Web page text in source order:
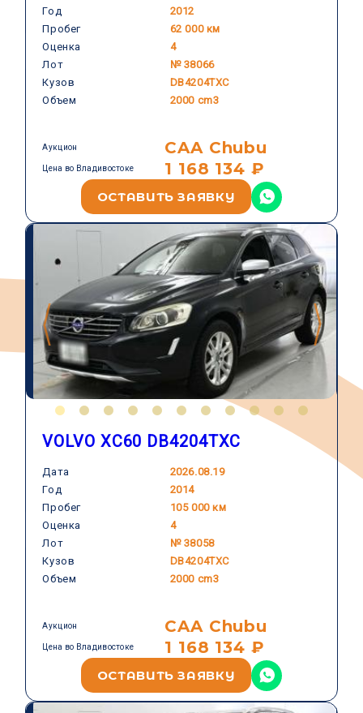
Год
2012
Пробег
62 000 км
Оценка
4
Лот
№ 38066
Кузов
DB4204TXC
Объем
2000 cm3
VOLVO
CAA Chubu
Аукцион
1 168 134 ₽
Цена во Владивостоке
ОСТАВИТЬ ЗАЯВКУ
VOLVO XC60 DB4204TXC
Дата
2026.08.19
Год
2014
Пробег
105 000 км
Оценка
4
Лот
№ 38058
Кузов
DB4204TXC
Объем
2000 cm3
VOLVO
CAA Chubu
Аукцион
1 168 134 ₽
Цена во Владивостоке
ОСТАВИТЬ ЗАЯВКУ